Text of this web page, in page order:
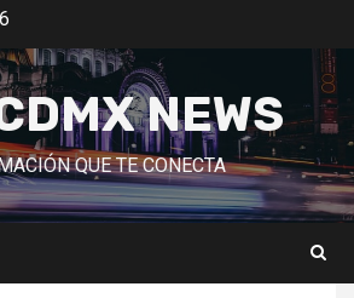
NEWS
QUE TE CONECTA